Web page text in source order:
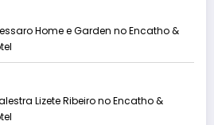
Home e Garden no Encatho &
Lizete Ribeiro no Encatho &